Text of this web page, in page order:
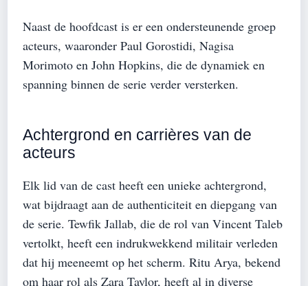
Naast de hoofdcast is er een ondersteunende groep
acteurs, waaronder Paul Gorostidi, Nagisa
Morimoto en John Hopkins, die de dynamiek en
spanning binnen de serie verder versterken.
Achtergrond en carrières van de
acteurs
Elk lid van de cast heeft een unieke achtergrond,
wat bijdraagt aan de authenticiteit en diepgang van
de serie. Tewfik Jallab, die de rol van Vincent Taleb
vertolkt, heeft een indrukwekkend militair verleden
dat hij meeneemt op het scherm. Ritu Arya, bekend
om haar rol als Zara Taylor, heeft al in diverse